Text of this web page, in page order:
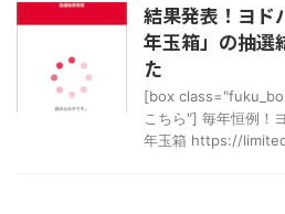
結果発表！ヨド
年玉箱」の抽選
た
[box
こちら"] 毎年恒例！
年玉箱 https://